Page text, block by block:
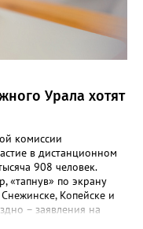
Урала хотят
комиссии
в дистанционном
908 человек.
«тапнув» по экрану
Копейске и
– заявления на